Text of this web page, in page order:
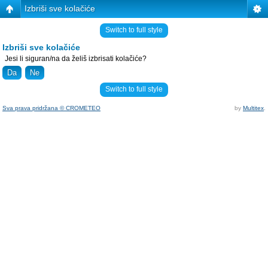
Izbriši sve kolačiće
Switch to full style
Izbriši sve kolačiće
Jesi li siguran/na da želiš izbrisati kolačiće?
Switch to full style
Sva prava pridržana © CROMETEO by Multitex